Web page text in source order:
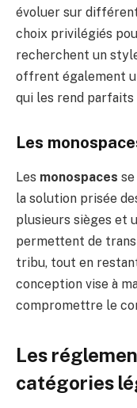
évoluer sur
choix privilégiés
recherchent un
offrent également
qui les rend
Les
Les monospaces
la solution prisée
plusieurs sièges et
permettent de
tribu, tout en
conception vise à
compromettre le
Les
catégories